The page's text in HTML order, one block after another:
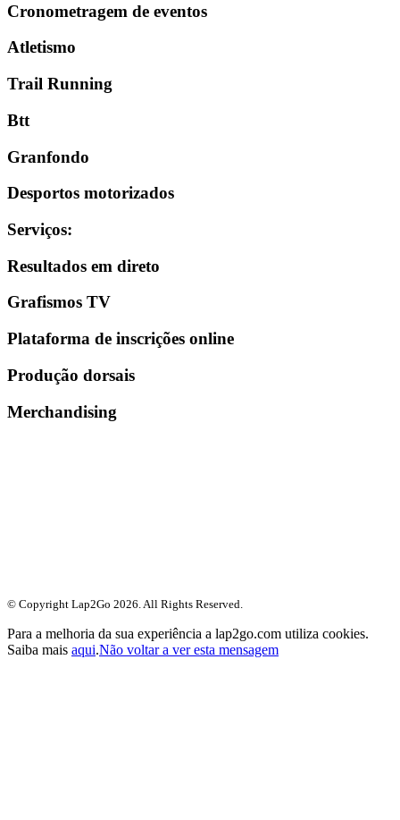
Cronometragem de eventos
Atletismo
Trail Running
Btt
Granfondo
Desportos motorizados
Serviços:
Resultados em direto
Grafismos TV
Plataforma de inscrições online
Produção dorsais
Merchandising
© Copyright Lap2Go 2026. All Rights Reserved.
Para a melhoria da sua experiência a lap2go.com utiliza cookies.
Saiba mais aqui.Não voltar a ver esta mensagem